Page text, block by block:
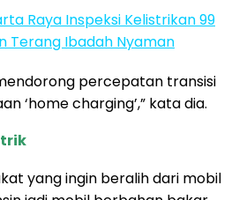
Raya Inspeksi Kelistrikan 99
Terang Ibadah Nyaman
percepatan transisi
‘home charging’,” kata dia.
yang ingin beralih dari mobil